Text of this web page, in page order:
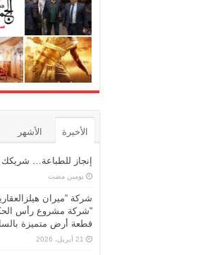
الأخيرة الأشهر
إنجاز للطباعة… شريكك
‏يومين مضت
شركة “ميران
“شركة مشروع رأس
قطعة أرض متميزة
21 أبريل، 2026